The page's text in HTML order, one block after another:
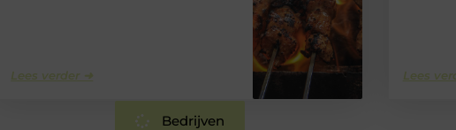
Lees verder ➜ Lees
Bedrijven